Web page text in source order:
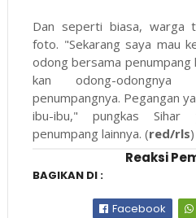
Dan seperti biasa, warga
foto. "Sekarang saya mau
odong bersama penumpang
kan odong-
penumpangnya. Pegangan
ibu-ibu," pungkas
penumpang lainnya. (red/rls)
Reaksi
BAGIKAN DI :
Facebook